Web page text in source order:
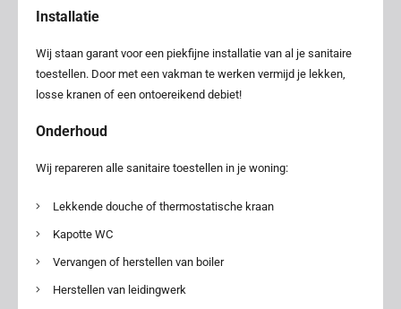
Installatie
Wij staan garant voor een piekfijne installatie van al je sanitaire
toestellen. Door met een vakman te werken vermijd je lekken,
losse kranen of een ontoereikend debiet!
Onderhoud
Wij repareren alle sanitaire toestellen in je woning:
Lekkende douche of thermostatische kraan
Kapotte WC
Vervangen of herstellen van boiler
Herstellen van leidingwerk